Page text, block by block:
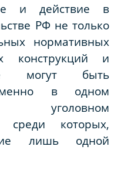
и действие в
РФ не только
нормативных
конструкций и
могут быть
в одном
уголовном
среди которых,
лишь одной